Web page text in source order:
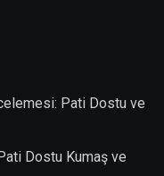
Pati Dostu ve
Dostu Kumaş ve